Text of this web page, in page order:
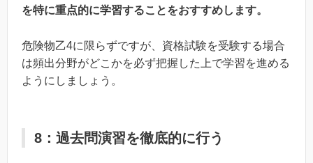
を特に重点的に学習することをおすすめします。
危険物乙4に限らずですが、資格試験を受験する場合
は頻出分野がどこかを必ず把握した上で学習を進める
ようにしましょう。
8：過去問演習を徹底的に行う